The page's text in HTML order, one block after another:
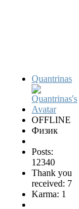
Quantrinas
OFFLINE
Физик
Posts:
12340
Thank you
received: 7
Karma: 1